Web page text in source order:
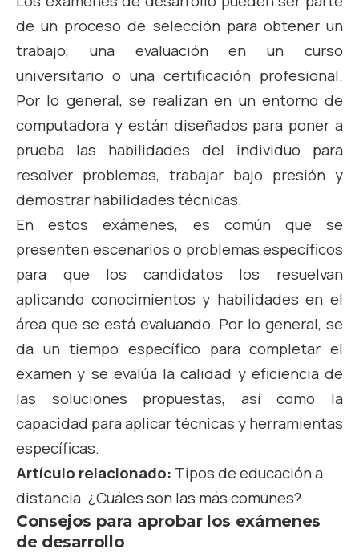
de un proceso de selección para obtener un
trabajo, una evaluación en un curso
universitario o una certificación profesional.
Por lo general, se realizan en un entorno de
computadora y están diseñados para poner a
prueba las habilidades del individuo para
resolver problemas, trabajar bajo presión y
demostrar habilidades técnicas.
En estos exámenes, es común que se
presenten escenarios o problemas específicos
para que los candidatos los resuelvan
aplicando conocimientos y habilidades en el
área que se está evaluando. Por lo general, se
da un tiempo específico para completar el
examen y se evalúa la calidad y eficiencia de
las soluciones propuestas, así como la
capacidad para aplicar técnicas y herramientas
específicas.
Artículo relacionado: Tipos de educación a
distancia. ¿Cuáles son las más comunes?
Consejos para aprobar los exámenes
de desarrollo